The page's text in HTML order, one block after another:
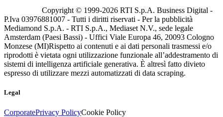
Copyright © 1999-2026 RTI S.p.A. Business Digital -
P.Iva 03976881007 - Tutti i diritti riservati - Per la pubblicità
Mediamond S.p.A. - RTI S.p.A., Mediaset N.V., sede legale
Amsterdam (Paesi Bassi) - Uffici Viale Europa 46, 20093 Cologno
Monzese (MI)Rispetto ai contenuti e ai dati personali trasmessi e/o
riprodotti è vietata ogni utilizzazione funzionale all’addestramento di
sistemi di intelligenza artificiale generativa. È altresì fatto divieto
espresso di utilizzare mezzi automatizzati di data scraping.
Legal
CorporatePrivacy PolicyCookie Policy